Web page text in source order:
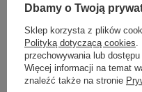
nie
pakowane w
idealne
Dbamy o Twoją
Sklep korzysta z plików
Polityką dotyczącą cookies
przechowywania lub
Więcej informacji na temat
znaleźć także na stronie